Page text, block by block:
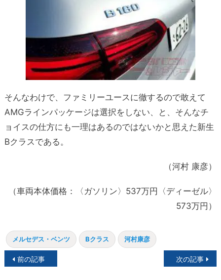
そんなわけで、ファミリーユースに徹するので敢えて
AMGラインパッケージは選択をしない、と、そんなチ
ョイスの仕方にも一理はあるのではないかと思えた新生
Bクラスである。
（河村 康彦）
（車両本体価格：〈ガソリン〉537万円〈ディーゼル〉
573万円）
メルセデス・ベンツ Bクラス 河村康彦
投前の記事 次の記事